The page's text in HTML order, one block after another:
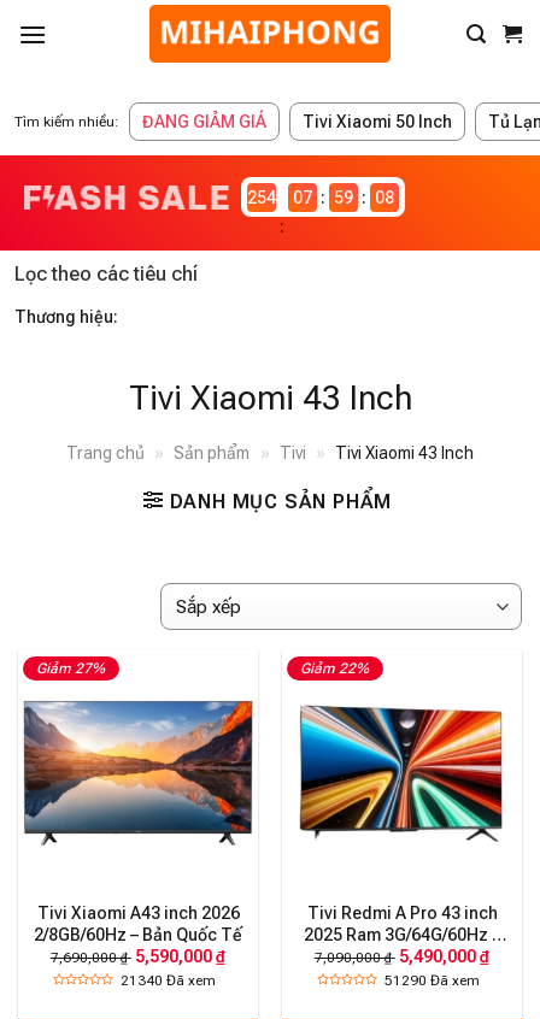
Tìm kiếm nhiều: ĐANG GIẢM GIÁ Tivi Xiaomi 50 Inch Tủ
2546981
07 59 08
Lọc theo các tiêu chí
Thương hiệu:
Tivi Xiaomi 43 Inch
Trang chủ » Sản phẩm » Tivi » Tivi Xiaomi 43 Inch
DANH MỤC SẢN PHẨM
Giảm 27%
Tivi Xiaomi A43 inch 2026
2/8GB/60Hz – Bản Quốc Tế
7,690,000 ₫ 5,590,000 ₫
21340Đã xem
Giảm 22%
Tivi Redmi A Pro 43 inch
2025 Ram 3G/64G/60Hz –
Tiết kiệm điện
7,090,000 ₫ 5,490,000 ₫
51290Đã xem